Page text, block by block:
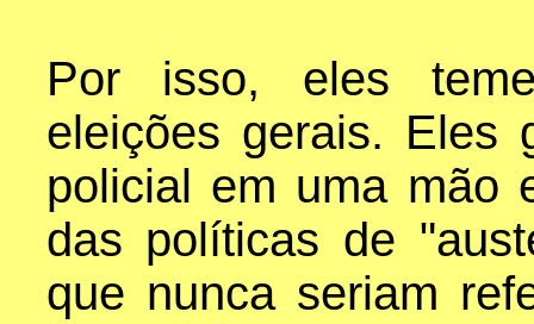
Por isso, eles
eleições gerais. Eles
policial em uma mão
das políticas de
que nunca seriam